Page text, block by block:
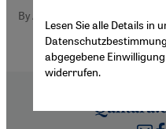
By Aurangzeb Qureshi
Lesen Sie alle Details in
abgegebene
widerrufen.